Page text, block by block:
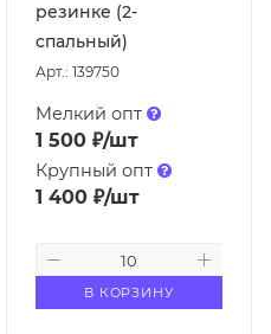
резинке (2-
спальный)
Арт.: 139750
Мелкий опт
1 500₽/шт
Крупный опт
1 400₽/шт
В КОРЗИНУ